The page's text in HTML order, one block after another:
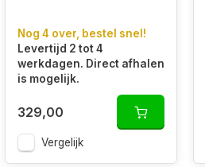
Nog 4 over, bestel snel!
Levertijd 2 tot 4
werkdagen. Direct afhalen
is mogelijk.
329,00
Vergelijk